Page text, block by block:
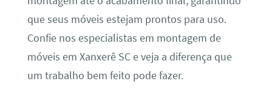
que seus móveis estejam prontos para uso.
Confie nos especialistas em montagem de
móveis em Xanxerê SC e veja a diferença que
um trabalho bem feito pode fazer.